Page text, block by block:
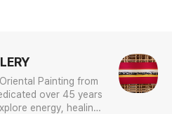
Painting from
over 45 years
energy, healing,